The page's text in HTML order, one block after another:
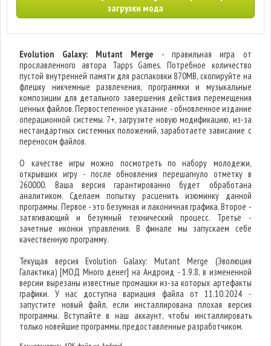
загрузки мода
Evolution Galaxy: Mutant Merge - правильная игра от
прославленного автора Tapps Games. Потребное количество
пустой внутренней памяти для распаковки 870MB, скопируйте на
флешку никчемные развлечения, программки и музыкальные
композиции для детального завершения действия перемещения
ценных файлов. Первостепенное указание - обновленное издание
операционной системы. 7+, загрузите новую модификацию, из-за
нестандартных системных положений, заработаете зависание с
переносом файлов.
О качестве игры можно посмотреть по набору молодежи,
открывших игру - после обновления перешагнуло отметку в
260000. Ваша версия гарантированно будет обработана
аналитиком. Сделаем попытку расценить изюминку данной
программы. Первое - это безумная и лаконичная графика. Второе -
затягивающий и безумный технический процесс. Третье -
зачетные иконки управления. В финале мы запускаем себе
качественную программу.
Текущая версия Evolution Galaxy: Mutant Merge (Эволюция
Галактика) [МОД Много денег] на Андроид - 1.9.8, в измененной
версии вырезаны известные промашки из-за которых артефакты
графики. У нас доступна вариация файла от 11.10.2024 -
запустите новый файл, если инсталлирована плохая версия
программы. Вступайте в наш аккаунт, чтобы инсталлировать
только новейшие программы, предоставленные разработчиком.